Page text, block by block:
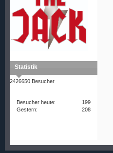
Statistik
2426650 Besucher
Besucher heute:
199
Gestern:
208